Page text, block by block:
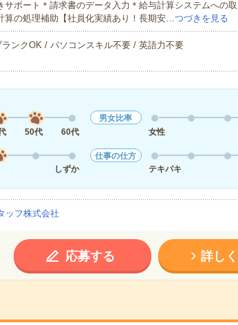
サポート＊請求書のデータ入力＊給与計算システムへの
算の処理補助【社員化実績あり！長期安…つづきを見る
ンクOK / パソコンスキル不要 / 英語力不要
50代 60代
男女比率
女性
しずか
仕事の仕方
テキパキ
ッフ株式会社
応募する 詳し